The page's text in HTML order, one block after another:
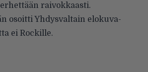
raivokkaasti.
osoitti Yhdysvaltain elokuva-
ei Rockille.